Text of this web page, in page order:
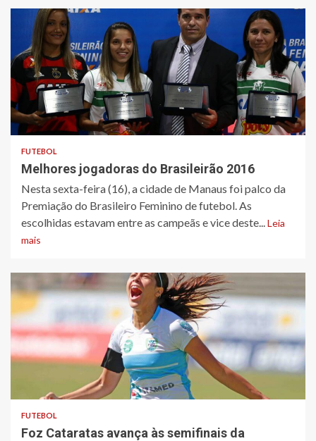
FUTEBOL
Melhores jogadoras do Brasileirão 2016
Nesta sexta-feira (16), a cidade de Manaus foi palco da
Premiação do Brasileiro Feminino de futebol. As
escolhidas estavam entre as campeãs e vice deste...Leia
mais
FUTEBOL
Foz Cataratas avança às semifinais da